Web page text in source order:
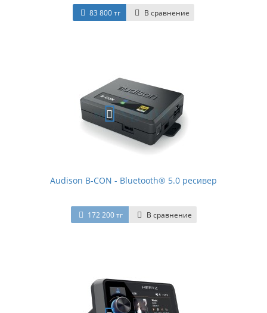
83 800 тг В сравнение
Audison B-CON - Bluetooth® 5.0 ресивер
172 200 тг В сравнение